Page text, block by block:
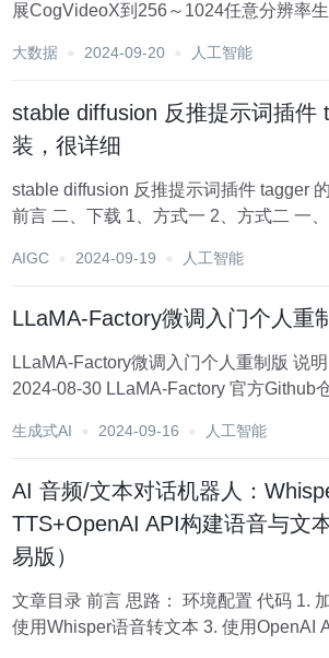
展CogVideoX到256～1024任意分辨率生成 学习前言
详解 技术储备 Dif...
大数据 2024-09-20 人工智能
stable diffusion 反推提示词插件
装，很详细
stable diffusion 反推提示词插件 tagger 的
前言 二、下载 1、方式一 2、方式二 一、前言 最近想下载
AIGC 2024-09-19 人工智能
LLaMA-Factory微调入门个人重
LLaMA-Factory微调入门个人重制版 说明： 首次发表日期：
2024-08-30 LLaMA-Factory 官方Github
生成式AI 2024-09-16 人工智能
AI 音频/文本对话机器人：
TTS+OpenAI API构建语音与文
易版）
文章目录 前言 思路： 环境配置 代码 1. 加载Whisper模型 2.
使用Whisper语音转文本 3. 使用OpenAI